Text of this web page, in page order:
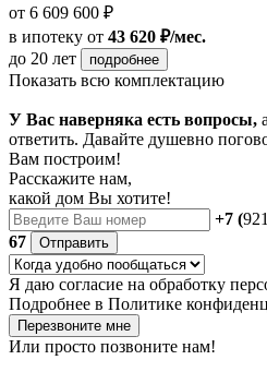
от 6 609 600 ₽
в ипотеку от 43 620 ₽/мес.
до 20 лет
подробнее
Показать всю комплектацию
У Вас наверняка есть вопросы,
ответить. Давайте душевно
Вам построим!
Расскажите нам,
какой дом Вы хотите!
+7 (
67
Отправить
Я даю согласие на обработку
Подробнее в Политике
Перезвоните мне
Или просто позвоните нам!